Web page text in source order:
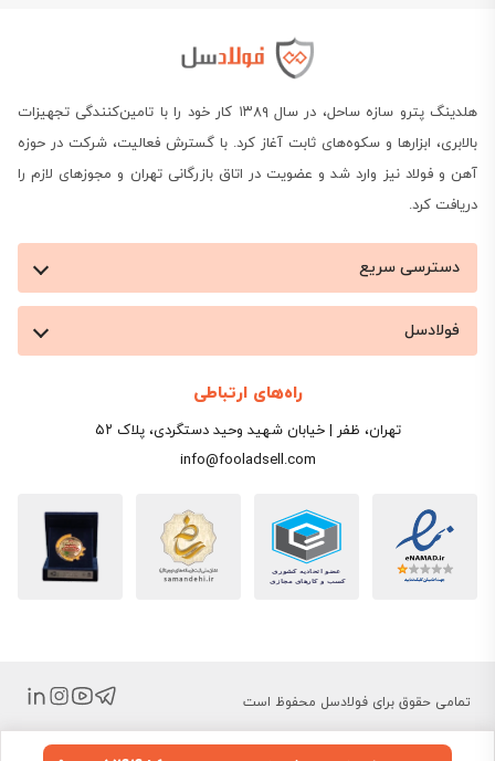
هلدینگ پترو سازه ساحل، در سال ۱۳۸۹ کار خود را با تامین‌کنندگی تجهیزات
بالابری، ابزارها و سکوه‌های ثابت آغاز کرد. با گسترش فعالیت، شرکت در حوزه
آهن و فولاد نیز وارد شد و عضویت در اتاق بازرگانی تهران و مجوزهای لازم را
دریافت کرد.
دسترسی سریع
فولادسل
راه‌های ارتباطی
تهران، ظفر | خیابان شهید وحید دستگردی، پلاک ۵۲
info@fooladsell.com
تمامی حقوق برای فولادسل محفوظ است